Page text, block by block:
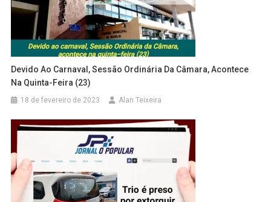
Devido Ao Carnaval, Sessão Ordinária Da Câmara, Acontece
Na Quinta-Feira (23)
18 de fevereiro de 2023 Alan Teixeira